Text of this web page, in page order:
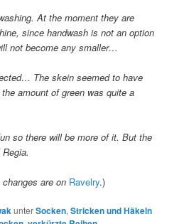
At the moment they are
since handwash is not an option
not become any smaller…
The skein seemed to have
amount of green was quite a
so there will be more of it. But the
are on Ravelry.)
unterSocken,Stricken und Häkeln